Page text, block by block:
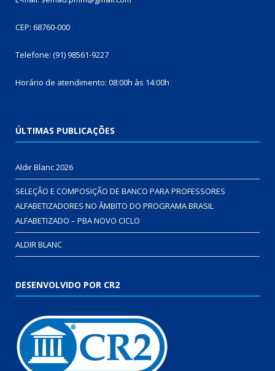
CEP: 68760-000
Telefone: (91) 98561-9227
Horário de atendimento: 08:00h às 14:00h
ÚLTIMAS PUBLICAÇÕES
Aldir Blanc 2026
SELEÇÃO E COMPOSIÇÃO DE BANCO PARA PROFESSORES
ALFABETIZADORES NO ÂMBITO DO PROGRAMA BRASIL
ALFABETIZADO – PBA NOVO CICLO
ALDIR BLANC
DESENVOLVIDO POR CR2